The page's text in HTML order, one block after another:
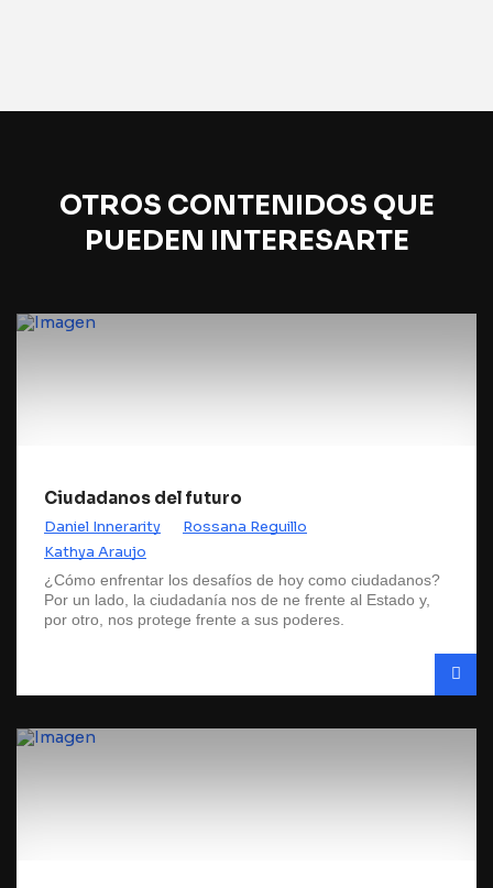
OTROS CONTENIDOS QUE
PUEDEN INTERESARTE
Ciudadanos del futuro
Daniel Innerarity
Rossana Reguillo
Kathya Araujo
¿Cómo enfrentar los desafíos de hoy como ciudadanos?
Por un lado, la ciudadanía nos de ne frente al Estado y,
por otro, nos protege frente a sus poderes.